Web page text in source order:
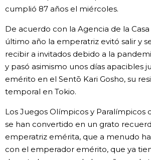
Guía de Japón
Vídeos e imágenes
En profundidad
Más
Noticias official SNS
cumplió 87 años el miércoles.
De acuerdo con la Agencia de la
último año la emperatriz evitó salir y
recibir a invitados debido a la
y pasó asimismo unos días apacibles
emérito en el Sentō Kari Gosho, su
temporal en Tokio.
Los Juegos Olímpicos y Paralímpicos
se han convertido en un grato
emperatriz emérita, que a menudo
con el emperador emérito, que ya